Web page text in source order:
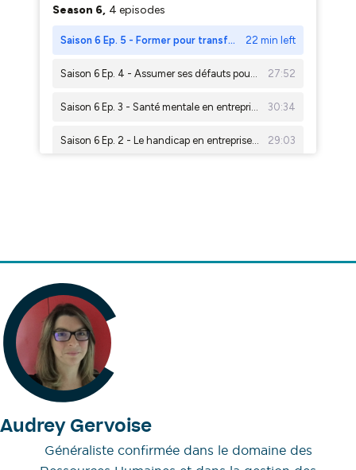
Audrey Gervoise
Généraliste confirmée dans le domaine des